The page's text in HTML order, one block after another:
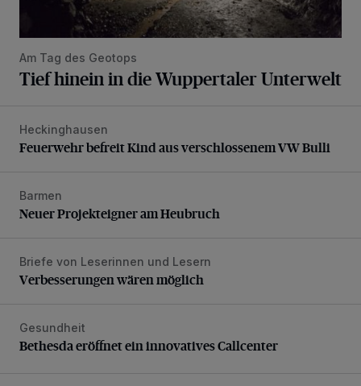
Am Tag des Geotops
Tief hinein in die Wuppertaler Unterwelt
Feuerwehr befreit Kind aus verschlossenem VW Bulli
Heckinghausen
Feuerwehr befreit Kind aus verschlossenem VW Bulli
Neuer Projekteigner am Heubruch
Barmen
Neuer Projekteigner am Heubruch
Verbesserungen wären möglich
Briefe von Leserinnen und Lesern
Verbesserungen wären möglich
Bethesda eröffnet ein innovatives Callcenter
Gesundheit
Bethesda eröffnet ein innovatives Callcenter